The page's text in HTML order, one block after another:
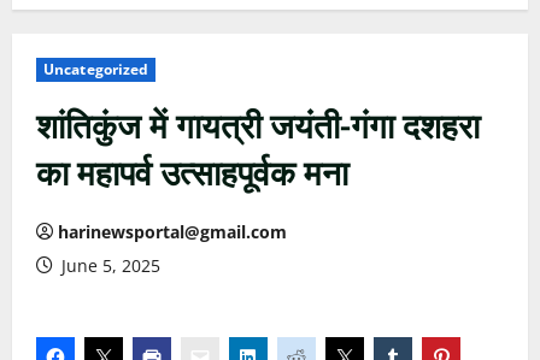
Uncategorized
शांतिकुंज में गायत्री जयंती-गंगा दशहरा
का महापर्व उत्साहपूर्वक मना
harinewsportal@gmail.com
June 5, 2025